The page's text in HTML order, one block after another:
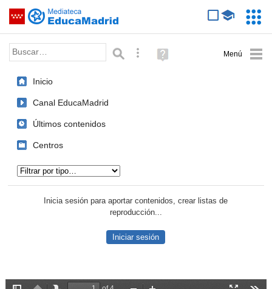
Saltar navegación
Palabra o frase: Búsqueda avanzada
Ayuda
(en
Inicio
Canal EducaMadrid
Últimos contenidos
Centros
Inicia sesión para aportar contenidos, crear listas de
reproducción...
Iniciar sesión